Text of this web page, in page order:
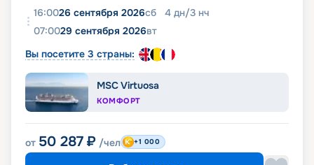
16:0026 сентября 2026сб 4 дн/3 нч
07:0029 сентября 2026вт
Вы посетите 3 страны:
MSC Virtuosa
КОМФОРТ
от 50 287 ₽ /чел +1 000